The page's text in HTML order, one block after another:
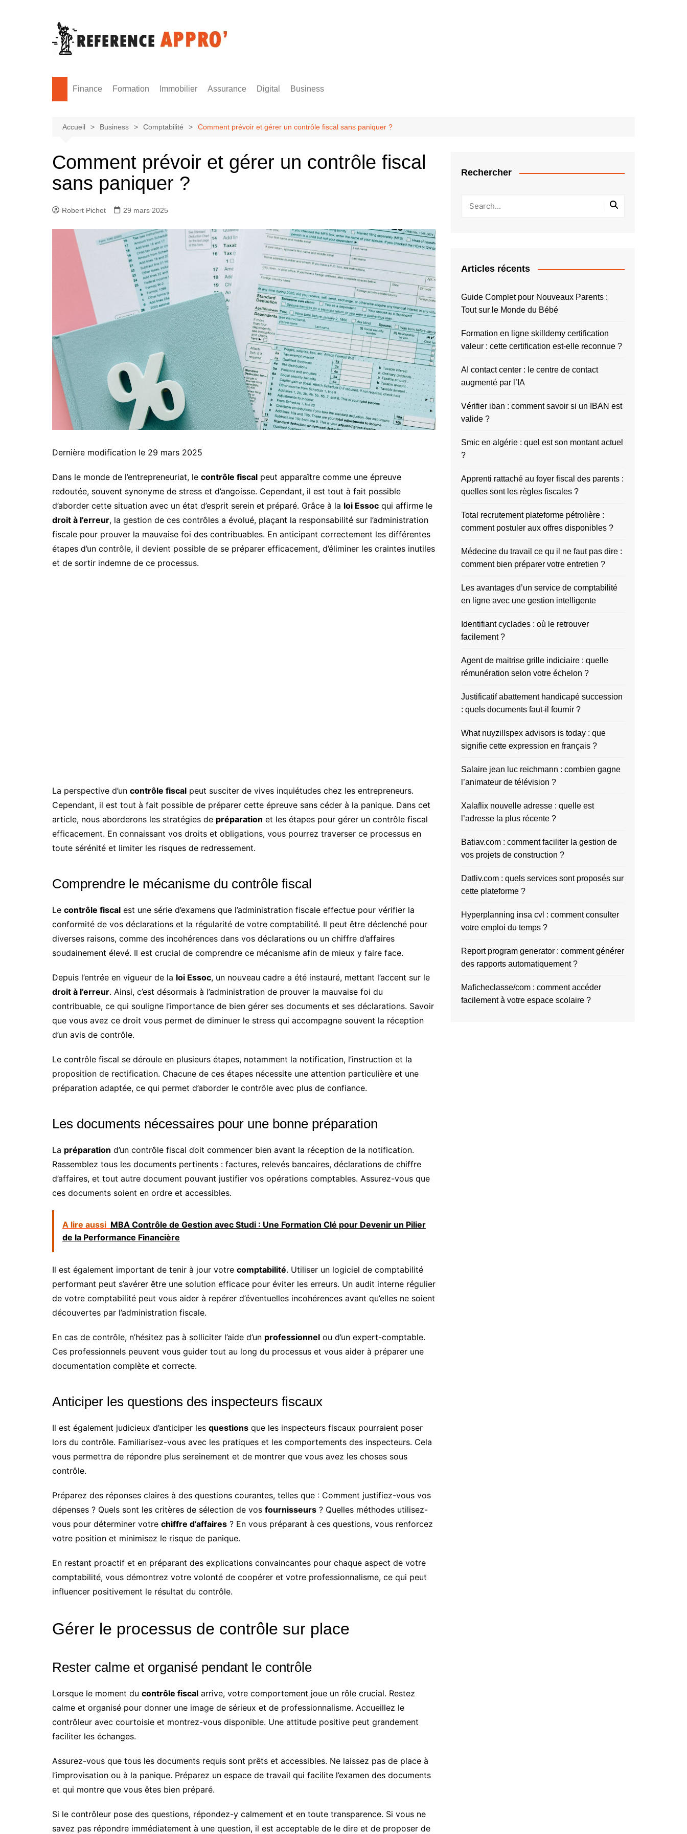
Finance Formation Immobilier Assurance Digital Business
Accueil Business Comptabilité Comment prévoir et gérer un contrôle fiscal sans paniquer ?
Comment prévoir et gérer un contrôle fiscal
sans paniquer ?
Robert Pichet 29 mars 2025
Dernière modification le 29 mars 2025
Dans le monde de l’entrepreneuriat, le contrôle fiscal peut apparaître comme une épreuve
redoutée, souvent synonyme de stress et d’angoisse. Cependant, il est tout à fait possible
d’aborder cette situation avec un état d’esprit serein et préparé. Grâce à la loi Essoc qui affirme le
droit à l’erreur, la gestion de ces contrôles a évolué, plaçant la responsabilité sur l’administration
fiscale pour prouver la mauvaise foi des contribuables. En anticipant correctement les différentes
étapes d’un contrôle, il devient possible de se préparer efficacement, d’éliminer les craintes inutiles
et de sortir indemne de ce processus.
La perspective d’un contrôle fiscal peut susciter de vives inquiétudes chez les entrepreneurs.
Cependant, il est tout à fait possible de préparer cette épreuve sans céder à la panique. Dans cet
article, nous aborderons les stratégies de préparation et les étapes pour gérer un contrôle fiscal
efficacement. En connaissant vos droits et obligations, vous pourrez traverser ce processus en
toute sérénité et limiter les risques de redressement.
Comprendre le mécanisme du contrôle fiscal
Le contrôle fiscal est une série d’examens que l’administration fiscale effectue pour vérifier la
conformité de vos déclarations et la régularité de votre comptabilité. Il peut être déclenché pour
diverses raisons, comme des incohérences dans vos déclarations ou un chiffre d’affaires
soudainement élevé. Il est crucial de comprendre ce mécanisme afin de mieux y faire face.
Depuis l’entrée en vigueur de la loi Essoc, un nouveau cadre a été instauré, mettant l’accent sur le
droit à l’erreur. Ainsi, c’est désormais à l’administration de prouver la mauvaise foi du
contribuable, ce qui souligne l’importance de bien gérer ses documents et ses déclarations. Savoir
que vous avez ce droit vous permet de diminuer le stress qui accompagne souvent la réception
d’un avis de contrôle.
Le contrôle fiscal se déroule en plusieurs étapes, notamment la notification, l’instruction et la
proposition de rectification. Chacune de ces étapes nécessite une attention particulière et une
préparation adaptée, ce qui permet d’aborder le contrôle avec plus de confiance.
Les documents nécessaires pour une bonne préparation
La préparation d’un contrôle fiscal doit commencer bien avant la réception de la notification.
Rassemblez tous les documents pertinents : factures, relevés bancaires, déclarations de chiffre
d’affaires, et tout autre document pouvant justifier vos opérations comptables. Assurez-vous que
ces documents soient en ordre et accessibles.
A lire aussi MBA Contrôle de Gestion avec Studi : Une Formation Clé pour Devenir un Pilier
de la Performance Financière
Il est également important de tenir à jour votre comptabilité. Utiliser un logiciel de comptabilité
performant peut s’avérer être une solution efficace pour éviter les erreurs. Un audit interne régulier
de votre comptabilité peut vous aider à repérer d’éventuelles incohérences avant qu’elles ne soient
découvertes par l’administration fiscale.
En cas de contrôle, n’hésitez pas à solliciter l’aide d’un professionnel ou d’un expert-comptable.
Ces professionnels peuvent vous guider tout au long du processus et vous aider à préparer une
documentation complète et correcte.
Anticiper les questions des inspecteurs fiscaux
Il est également judicieux d’anticiper les questions que les inspecteurs fiscaux pourraient poser
lors du contrôle. Familiarisez-vous avec les pratiques et les comportements des inspecteurs. Cela
vous permettra de répondre plus sereinement et de montrer que vous avez les choses sous
contrôle.
Préparez des réponses claires à des questions courantes, telles que : Comment justifiez-vous vos
dépenses ? Quels sont les critères de sélection de vos fournisseurs ? Quelles méthodes utilisez-
vous pour déterminer votre chiffre d’affaires ? En vous préparant à ces questions, vous renforcez
votre position et minimisez le risque de panique.
En restant proactif et en préparant des explications convaincantes pour chaque aspect de votre
comptabilité, vous démontrez votre volonté de coopérer et votre professionnalisme, ce qui peut
influencer positivement le résultat du contrôle.
Gérer le processus de contrôle sur place
Rester calme et organisé pendant le contrôle
Lorsque le moment du contrôle fiscal arrive, votre comportement joue un rôle crucial. Restez
calme et organisé pour donner une image de sérieux et de professionnalisme. Accueillez le
contrôleur avec courtoisie et montrez-vous disponible. Une attitude positive peut grandement
faciliter les échanges.
Assurez-vous que tous les documents requis sont prêts et accessibles. Ne laissez pas de place à
l’improvisation ou à la panique. Préparez un espace de travail qui facilite l’examen des documents
et qui montre que vous êtes bien préparé.
Si le contrôleur pose des questions, répondez-y calmement et en toute transparence. Si vous ne
savez pas répondre immédiatement à une question, il est acceptable de le dire et de proposer de
Rechercher
Articles récents
Guide Complet pour Nouveaux Parents :
Tout sur le Monde du Bébé
Formation en ligne skilldemy certification
valeur : cette certification est-elle reconnue ?
AI contact center : le centre de contact
augmenté par l’IA
Vérifier iban : comment savoir si un IBAN est
valide ?
Smic en algérie : quel est son montant actuel
?
Apprenti rattaché au foyer fiscal des parents :
quelles sont les règles fiscales ?
Total recrutement plateforme pétrolière :
comment postuler aux offres disponibles ?
Médecine du travail ce qu il ne faut pas dire :
comment bien préparer votre entretien ?
Les avantages d’un service de comptabilité
en ligne avec une gestion intelligente
Identifiant cyclades : où le retrouver
facilement ?
Agent de maitrise grille indiciaire : quelle
rémunération selon votre échelon ?
Justificatif abattement handicapé succession
: quels documents faut-il fournir ?
What nuyzillspex advisors is today : que
signifie cette expression en français ?
Salaire jean luc reichmann : combien gagne
l’animateur de télévision ?
Xalaflix nouvelle adresse : quelle est
l’adresse la plus récente ?
Batiav.com : comment faciliter la gestion de
vos projets de construction ?
Datliv.com : quels services sont proposés sur
cette plateforme ?
Hyperplanning insa cvl : comment consulter
votre emploi du temps ?
Report program generator : comment générer
des rapports automatiquement ?
Maficheclasse/com : comment accéder
facilement à votre espace scolaire ?